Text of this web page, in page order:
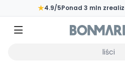
Przejdź do głównej zawartości strony
★4.9/5Ponad 3 mln